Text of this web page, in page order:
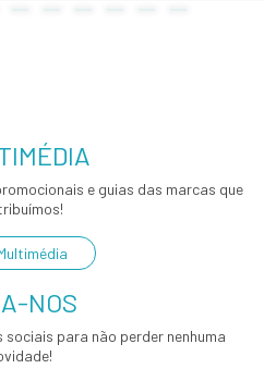
e guias das marcas que
NOS
para não perder nenhuma